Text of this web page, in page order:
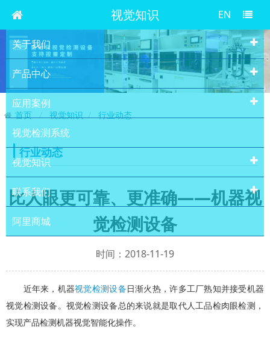
视觉知识 EN
关于我们
产品中心
应用案例
视觉检测系统
视觉知识
联系我们
阿里商城
首页 视觉知识 行业动态
行业动态
比人眼更可靠、更准确——机器视
觉检测设备
时间：2018-11-19
近年来，机器视觉检测设备日渐火热，许多工厂熟知并接受机器
视觉检测设备。视觉检测设备总的来说就是取代人工品检肉眼检测，
实现产品检测机器视觉智能化操作。